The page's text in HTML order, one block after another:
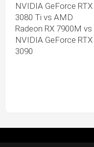
NVIDIA GeForce RTX
3080 Ti vs AMD
Radeon RX 7900M vs
NVIDIA GeForce RTX
3090